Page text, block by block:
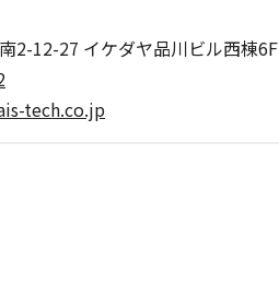
12-27 イケダヤ品川ビル西棟6F
tech.co.jp